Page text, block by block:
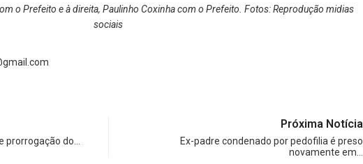
o Prefeito e à direita, Paulinho Coxinha com o Prefeito. Fotos: Reprodução midias
sociais
prorrogação do…
Próxima Notícia
Ex-padre condenado por pedofilia é preso
novamente em…